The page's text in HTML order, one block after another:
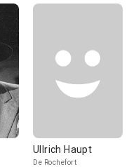
Ullrich Haupt
De Rochefort